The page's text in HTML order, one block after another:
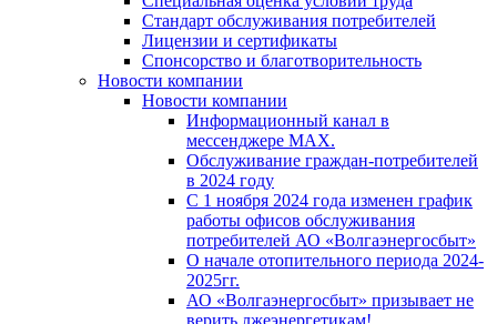
Стандарт обслуживания потребителей
Лицензии и сертификаты
Спонсорство и благотворительность
Новости компании
Новости компании
Информационный канал в
мессенджере MAX.
Обслуживание граждан-потребителей
в 2024 году
С 1 ноября 2024 года изменен график
работы офисов обслуживания
потребителей АО «Волгаэнергосбыт»
О начале отопительного периода 2024-
2025гг.
АО «Волгаэнергосбыт» призывает не